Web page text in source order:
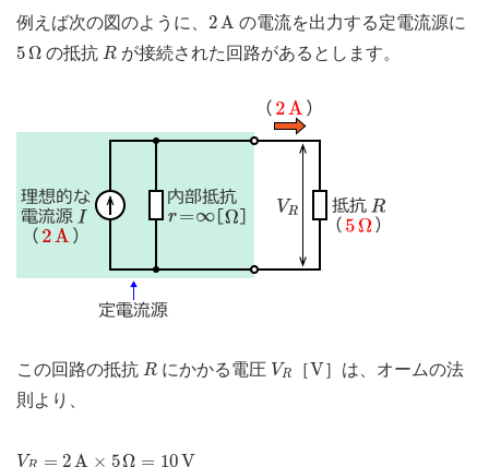
例えば次の図のように、 2A
2 A の電流を出力する定電流源に
5Ω
5 Ωの抵抗 R
Rが接続された回路があるとします。
この回路の抵抗 R
R にかかる電圧 VR
VR ［V
V］は、オームの法
則より、
V = 2A × 5Ω = 10V
VR A × = 10